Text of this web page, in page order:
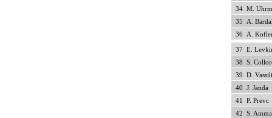
34 M.
35
A.
36
A.
37 E.
38 S.
39 D.
40 J. Janda
41
P. Prevc
42 S.